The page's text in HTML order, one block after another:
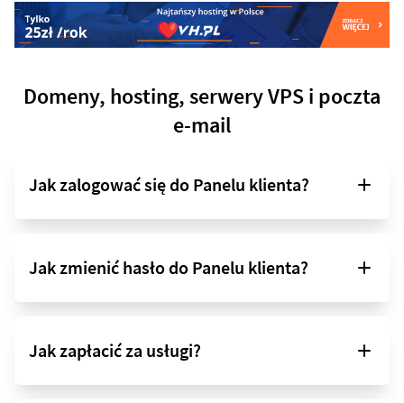
Domeny, hosting, serwery VPS i poczta
e-mail
Jak zalogować się do Panelu klienta?
Jak zmienić hasło do Panelu klienta?
Jak zapłacić za usługi?